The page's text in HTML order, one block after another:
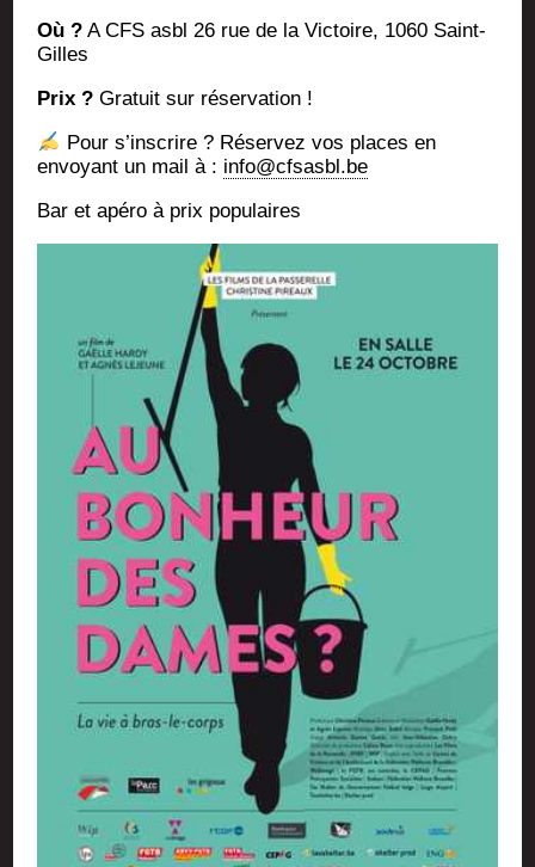
Où ? A CFS asbl 26 rue de la Vic­toire, 1060 Saint-
Gilles
Prix ? Gra­tuit sur réservation !
Pour s’inscrire ? Réser­vez vos places en
envoyant un mail à : info@cfsasbl.be
Bar et apé­ro à prix populaires